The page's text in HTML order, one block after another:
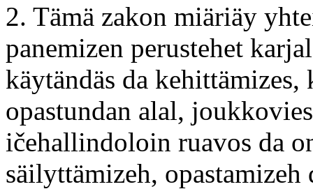
2. Tämä zakon miäriäy
panemizen perustehet
käytändäs da
opastundan alal,
ičehallindoloin ruavos da
säilyttämizeh,